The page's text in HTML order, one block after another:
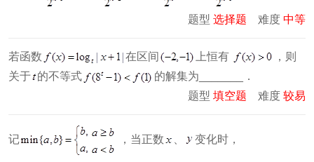
题型 选择题 难度 中等
若函数 在区间 上恒有
，则
关于 的不等式
的解集为_______．
题型 填空题 难度 较易
记 ，当正数 、 变化时，